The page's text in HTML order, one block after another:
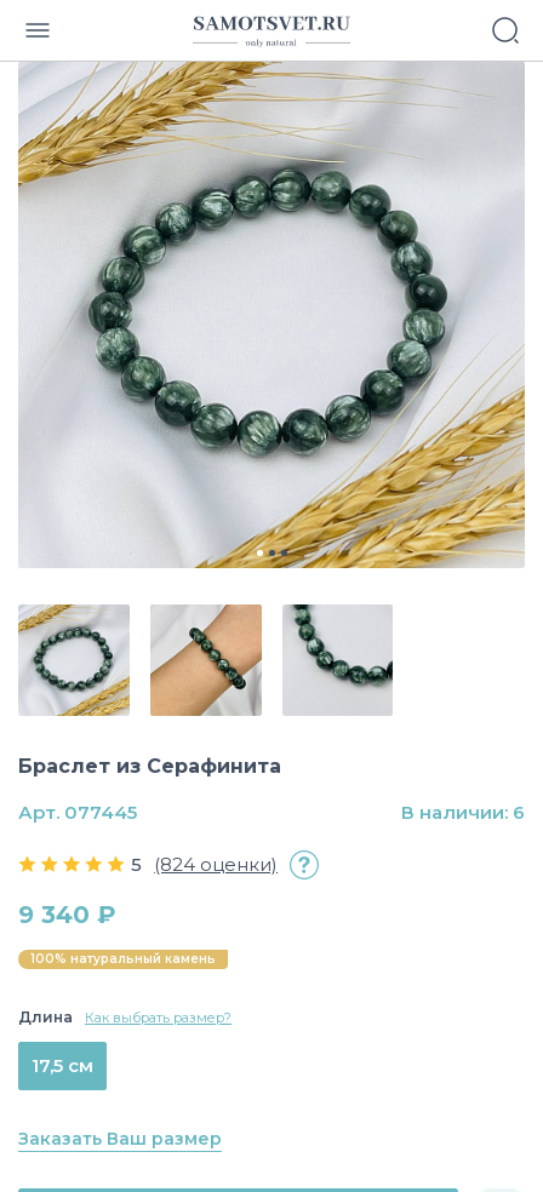
Браслет из Серафинита
5 (824 оценки)
9 340 ₽
100% натуральный камень
Длина Как выбрать размер?
17,5 см
Заказать Ваш размер
Арт. 077445 В наличии: 6